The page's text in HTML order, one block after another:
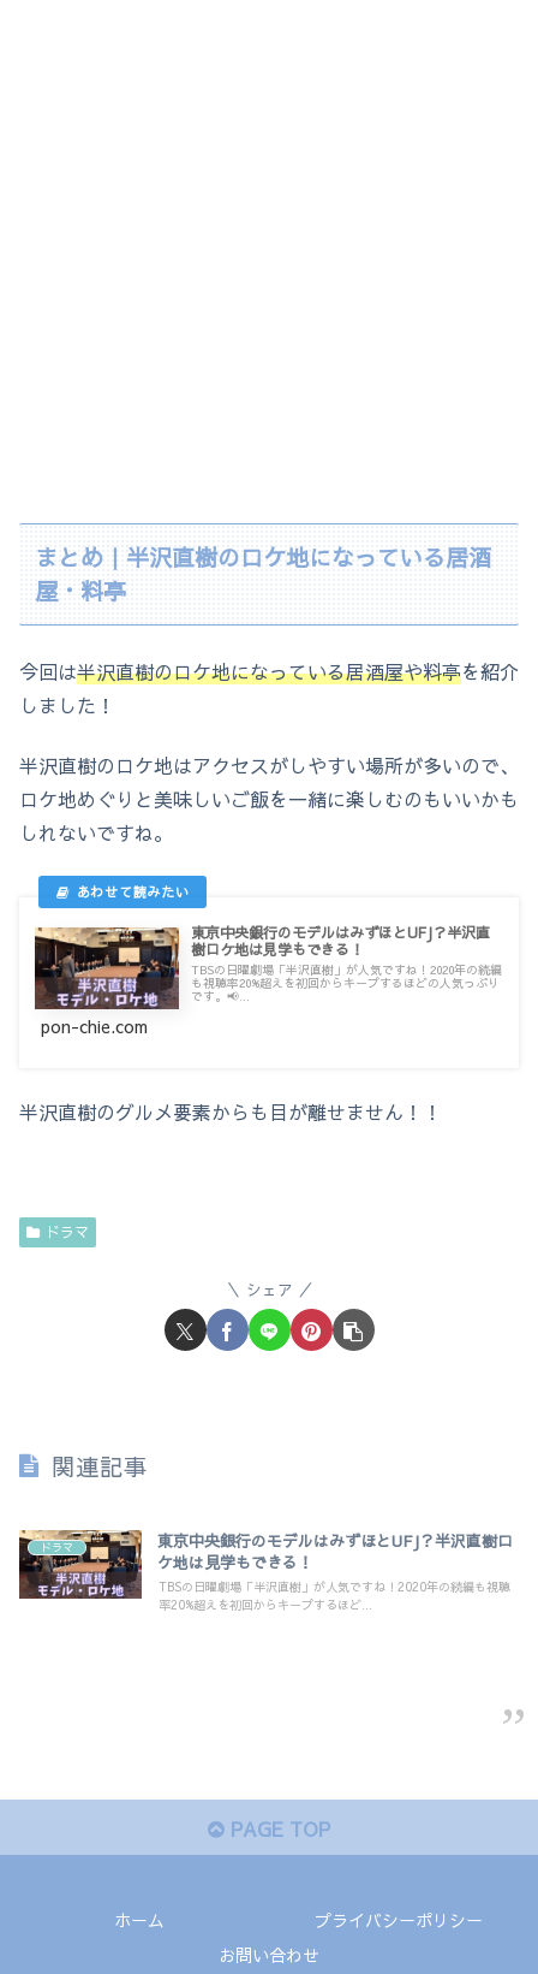
まとめ｜半沢直樹のロケ地になっている居酒
屋・料亭
今回は半沢直樹のロケ地になっている居酒屋や料亭を紹介
しました！
半沢直樹のロケ地はアクセスがしやすい場所が多いので、
ロケ地めぐりと美味しいご飯を一緒に楽しむのもいいかも
しれないですね。
東京中央銀行のモデルはみずほとUFJ？半沢直
樹ロケ地は見学もできる！
TBSの日曜劇場「半沢直樹」が人気ですね！2020年の続編
も視聴率20%超えを初回からキープするほどの人気っぷり
です。📢...
pon-chie.com
半沢直樹のグルメ要素からも目が離せません！！
ドラマ
シェア
関連記事
ドラマ
東京中央銀行のモデルはみずほとUFJ？半沢直樹ロ
ケ地は見学もできる！
TBSの日曜劇場「半沢直樹」が人気ですね！2020年の続編も視聴
率20%超えを初回からキープするほど...
PAGE TOP
ホーム
プライバシーポリシー
お問い合わせ